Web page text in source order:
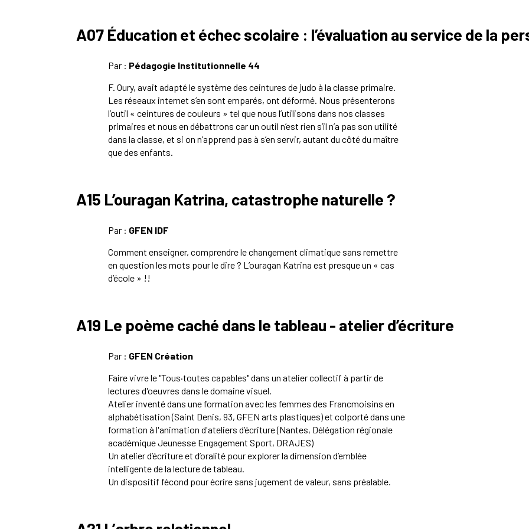
A07 Éducation et échec scolaire : l’évaluation au service de la
Par : Pédagogie Institutionnelle 44
F. Oury, avait adapté le système des ceintures de judo à la classe primaire.
Les réseaux internet s’en sont emparés, ont déformé. Nous présenterons
l’outil « ceintures de couleurs » tel que nous l’utilisons dans nos classes
primaires et nous en débattrons car un outil n’est rien s’il n’a pas son utilité
dans la classe, et si on n’apprend pas à s’en servir, autant du côté du maître
que des enfants.
A15 L’ouragan Katrina, catastrophe naturelle ?
Par : GFEN IDF
Comment enseigner, comprendre lechangement climatique sans remettre
en question les mots pour le dire ? L’ouragan Katrina est presque un « cas
d’école » !!
A19 Le poème caché dans le tableau - atelier d’écriture
Par : GFEN Création
Faire vivre le "Tous·toutes capables" dans un atelier collectif à partir de
lectures d'oeuvres dans le domaine visuel.
Atelier inventé dans une formation avec les femmes des Francmoisins en
alphabétisation (Saint Denis, 93, GFEN arts plastiques) et colporté dans une
formation à l'animation d'ateliers d’écriture (Nantes, Délégation régionale
académique Jeunesse Engagement Sport, DRAJES)
Un atelier d’écriture et d’oralité pour explorer la dimension d’emblée
intelligente de la lecture de tableau.
Un dispositif fécond pour écrire sans jugement de valeur, sans préalable.